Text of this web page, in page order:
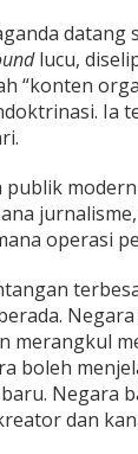
datang
lucu,
“konten
Ia
publik
operasi
merangkul
boleh
Negara
dan